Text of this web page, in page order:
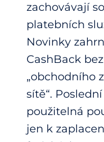
zachovávají
platebních
Novinky
CashBack
„obchodního
sítě“.
použitelná
jen k